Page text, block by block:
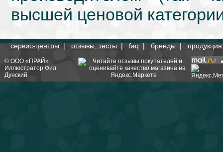
высшей ценовой
сервис-центры|отзывы, тесты|faq|бренды|продукция
© ООО «ПРАЙ»
Иллюстратор Фил
Дунский